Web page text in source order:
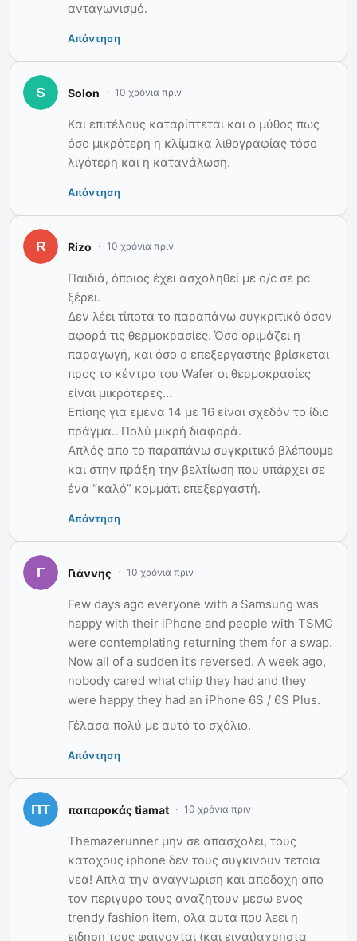
ανταγωνισμό.
Απάντηση
Solon 10 χρόνια πριν
Και επιτέλους καταρίπτεται και ο μύθος πως
όσο μικρότερη η κλίμακα λιθογραφίας τόσο
λιγότερη και η κατανάλωση.
Απάντηση
Rizo 10 χρόνια πριν
Παιδιά, όποιος έχει ασχοληθεί με o/c σε pc
ξέρει.
Δεν λέει τίποτα το παραπάνω συγκριτικό όσον
αφορά τις θερμοκρασίες. Όσο οριμάζει η
παραγωγή, και όσο ο επεξεργαστής βρίσκεται
προς το κέντρο του Wafer οι θερμοκρασίες
είναι μικρότερες…
Επίσης για εμένα 14 με 16 είναι σχεδόν το ίδιο
πράγμα.. Πολύ μικρή διαφορά.
Απλός απο το παραπάνω συγκριτικό βλέπουμε
και στην πράξη την βελτίωση που υπάρχει σε
ένα “καλό” κομμάτι επεξεργαστή.
Απάντηση
Γιάννης 10 χρόνια πριν
Few days ago everyone with a Samsung was
happy with their iPhone and people with TSMC
were contemplating returning them for a swap.
Now all of a sudden it’s reversed. A week ago,
nobody cared what chip they had and they
were happy they had an iPhone 6S / 6S Plus.
Γέλασα πολύ με αυτό το σχόλιο.
Απάντηση
παπαροκάς tiamat 10 χρόνια πριν
Themazerunner μην σε απασχολει, τους
κατοχους iphone δεν τους συγκινουν τετοια
νεα! Απλα την αναγνωριση και αποδοχη απο
τον περιγυρο τους αναζητουν μεσω ενος
trendy fashion item, ολα αυτα που λεει η
ειδηση τους φαινονται (και ειναι)αχρηστα